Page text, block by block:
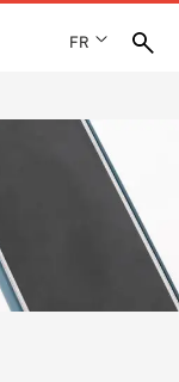
FR